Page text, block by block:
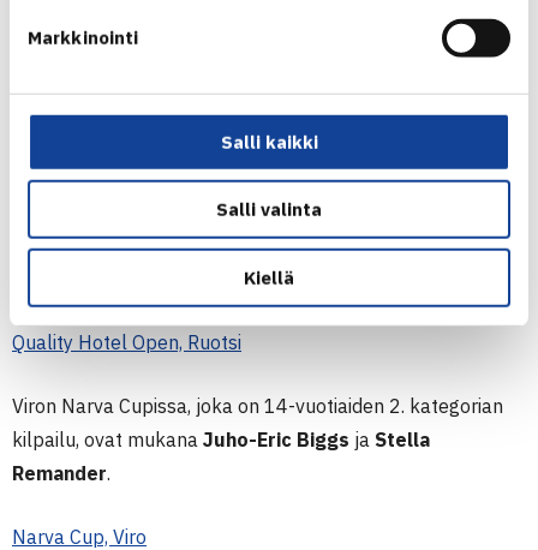
Markkinointi
Salli kaikki
Salli valinta
Kiellä
Vänersborgissa Ruotsissa Quality Hotel Open -
turnauksessa on mukana useita suomalaisjunioreita.
Tennis Europen 14-vuotiaiden 3. kategorian kilpailuun
Oliver Byskata, Axel Eriksson, Lucas
Forsström, Daniel Kotka, Asta Miettinen, Sade Scharlin
Quality Hotel Open, Ruotsi
Viron Narva Cupissa, joka on 14-vuotiaiden 2. kategorian
kilpailu, ovat mukana Juho-Eric Biggs ja Stella
Remander.
Narva Cup, Viro